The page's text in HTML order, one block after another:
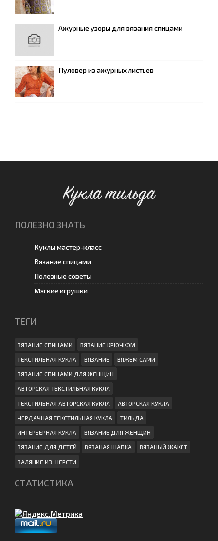
Ажурные узоры для вязания спицами
Пуловер из ажурных листьев
Кукла тильда
ПОЛЕЗНО ЗНАТЬ
Куклы мастер-класс
Вязание спицами
Полезные советы
Мягкие игрушки
ТЕГИ
ВЯЗАНИЕ СПИЦАМИ ВЯЗАНИЕ КРЮЧКОМ
ТЕКСТИЛЬНАЯ КУКЛА ВЯЗАНИЕ ВЯЖЕМ САМИ
ВЯЗАНИЕ СПИЦАМИ ДЛЯ ЖЕНЩИН
АВТОРСКАЯ ТЕКСТИЛЬНАЯ КУКЛА
ТЕКСТИЛЬНАЯ АВТОРСКАЯ КУКЛА АВТОРСКАЯ КУКЛА
ЧЕРДАЧНАЯ ТЕКСТИЛЬНАЯ КУКЛА ТИЛЬДА
ИНТЕРЬЕРНАЯ КУКЛА ВЯЗАНИЕ ДЛЯ ЖЕНЩИН
ВЯЗАНИЕ ДЛЯ ДЕТЕЙ ВЯЗАНАЯ ШАПКА ВЯЗАНЫЙ ЖАКЕТ
ВАЛЯНИЕ ИЗ ШЕРСТИ
СТАТИСТИКА